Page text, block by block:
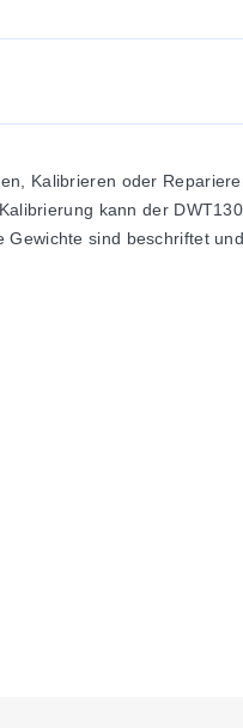
Kalibrieren oder
kann der
sind beschriftet